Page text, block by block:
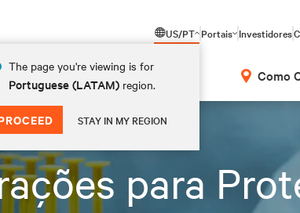
US/PT
The page you're viewing is for
Portuguese (LATAM) region.
STAY IN MY REGION
Portais Investidores
Como
da COVID-19
para